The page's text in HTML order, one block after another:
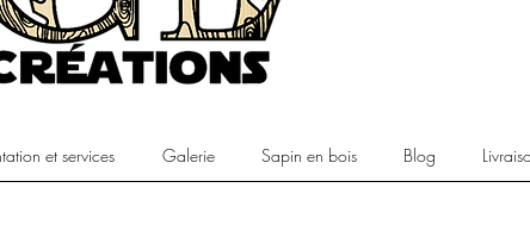
et services Galerie Sapin en bois Blog